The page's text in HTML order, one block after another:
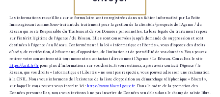
Les informations recueillies sur ce formulaire sont enregistrées dans un fichier informatisé par La Boite
Immo agissant comme Sous-traitant du traitement pour la gestion de la clientèle/prospects de l'Agence / du
Réseau qui reste Responsable du Traitement de vos Données personnelles. La base légale du traitement repose
sur l'intérêt légitime de l'Agence / du Réseau. Elles sont conservées jusqu'à demande de suppression et sont
destinées à l'Agence / au Réseau. Conformément à la loi « informatique et libertés », vous disposez des droits
d’accès, de rectification, d’effacement, d’opposition, de limitation et de portabilité de vos données. Vous pouvez
retirer votre consentement à tout moment en contactant directement l’Agence / Le Réseau. Consultez le site
https://cnil.fr/frpour plus d’informations sur vos droits. Si vous estimez, après avoir contacté l'Agence / le
Réseau, que vos droits « Informatique et Libertés » ne sont pas respectés, vous pouvez adresser une réclamation
à la CNIL. Nous vous informons de l’existence de la liste d'opposition au démarchage téléphonique « Bloctel »,
sur laquelle vous pouvez vous inscrire ici :https://www.bloctel.gouv.fr. Dans le cadre de la protection des
Données personnelles, nous vous invitons à ne pas inscrire de Données sensibles dans le champ de saisie libre.